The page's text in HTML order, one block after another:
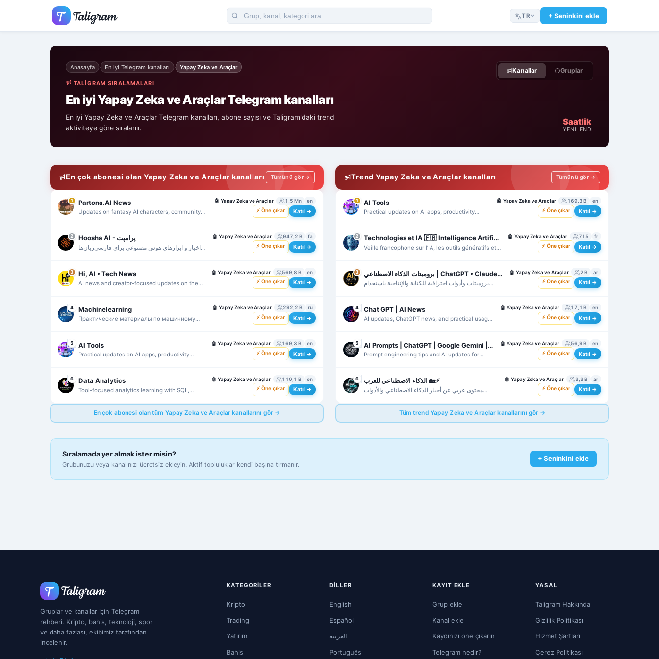
TR + Seninkini ekle
Anasayfa › En iyi Telegram kanalları › Yapay Zeka ve Araçlar
TALIGRAM SIRALAMALARI
En iyi Yapay Zeka ve Araçlar Telegram kanalları
En iyi Yapay Zeka ve Araçlar Telegram kanalları, abone sayısı ve Taligram'daki trend
aktiviteye göre sıralanır.
Kanallar Gruplar
Saatlik
YENILENDI
En çok abonesi olan Yapay Zeka ve Araçlar kanalları Tümünü gör →
1 Partona.AI News
Updates on fantasy AI characters, community
🤖 Yapay Zeka ve Araçlar 1,5 Mn en
⚡ Öne çıkar Katıl →
2 Hoosha AI - پرامپت
اخبار و ابزارهای هوش مصنوعی برای فارسی‌زبان‌ها
🤖 Yapay Zeka ve Araçlar 947,2 B fa
⚡ Öne çıkar Katıl →
3 Hi, AI • Tech News
AI news and creator-focused updates on the
🤖 Yapay Zeka ve Araçlar 569,8 B en
⚡ Öne çıkar Katıl →
4 Machinelearning
Практические материалы по машинному
🤖 Yapay Zeka ve Araçlar 292,2 B ru
⚡ Öne çıkar Katıl →
5 AI Tools
Practical updates on AI apps, productivity
🤖 Yapay Zeka ve Araçlar 169,3 B en
⚡ Öne çıkar Katıl →
6 Data Analytics
Tool-focused analytics learning with SQL,
🤖 Yapay Zeka ve Araçlar 110,1 B en
⚡ Öne çıkar Katıl →
En çok abonesi olan tüm Yapay Zeka ve Araçlar kanallarını gör →
Trend Yapay Zeka ve Araçlar kanalları Tümünü gör →
1 AI Tools
Practical updates on AI apps, productivity
🤖 Yapay Zeka ve Araçlar 169,3 B en
⚡ Öne çıkar Katıl →
2 Technologies et IA 🇫🇷 Intelligence Artificielle France - ChatGPT - MidJourney - Bard
Veille francophone sur l’IA, les outils génératifs et
🤖 Yapay Zeka ve Araçlar 715 fr
⚡ Öne çıkar Katıl →
3 برومبتات الذكاء الاصطناعي | ChatGPT • Claude • Gemini
برومبتات وأدوات احترافية للكتابة والإنتاجية باستخدام
🤖 Yapay Zeka ve Araçlar 2 B ar
⚡ Öne çıkar Katıl →
4 Chat GPT | AI News
AI updates, ChatGPT news, and practical usage
🤖 Yapay Zeka ve Araçlar 17,1 B en
⚡ Öne çıkar Katıl →
5 AI Prompts | ChatGPT | Google Gemini | Claude
Prompt engineering tips and AI updates for
🤖 Yapay Zeka ve Araçlar 56,9 B en
⚡ Öne çıkar Katıl →
6 الذكاء الاصطناعي للعرب 🏡⚡️
محتوى عربي عن أخبار الذكاء الاصطناعي والأدوات
🤖 Yapay Zeka ve Araçlar 3,3 B ar
⚡ Öne çıkar Katıl →
Tüm trend Yapay Zeka ve Araçlar kanallarını gör →
Sıralamada yer almak ister misin?
Grubunuzu veya kanalınızı ücretsiz ekleyin. Aktif topluluklar kendi başına tırmanır.
+ Seninkini ekle
Gruplar ve kanallar için Telegram
rehberi. Kripto, bahis, teknoloji, spor
ve daha fazlası, ekibimiz tarafından
incelenir.
KATEGORILER
Kripto
Trading
Yatırım
Bahis
DILLER
English
Español
العربية
Português
KAYIT EKLE
Grup ekle
Kanal ekle
Kaydınızı öne çıkarın
Telegram nedir?
YASAL
Taligram Hakkında
Gizlilik Politikası
Hizmet Şartları
Çerez Politikası